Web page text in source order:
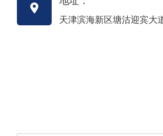
天津滨海新区塘沽迎宾大